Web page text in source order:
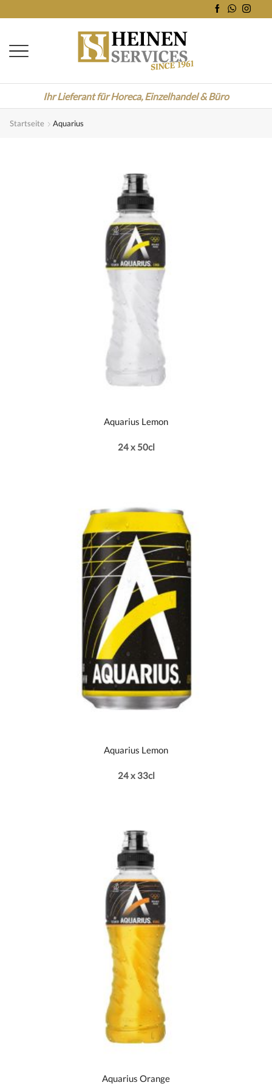
Ihr Lieferant für Horeca, Einzelhandel & Büro
Startseite Aquarius
Aquarius Lemon
24 x 50cl
Aquarius Lemon
24 x 33cl
Aquarius Orange